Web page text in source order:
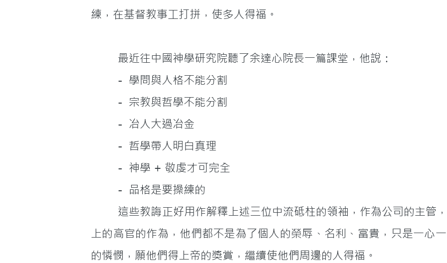
練，在基督教事工打拼，使多人得福。
         最近往中國神學研究院聽了余達心院長一篇課堂，他說：
         -  學問與人格不能分割
         -  宗教與哲學不能分割
         -  冶人大過冶金
         -  哲學帶人明白真理
         -  神學 + 敬虔才可完全
         -  品格是要操練的
上的高官的作為，他們都不是為了個人的榮辱、名利、富貴，只是一心
的憐憫，願他們得上帝的獎賞，繼續使他們周邊的人得福。